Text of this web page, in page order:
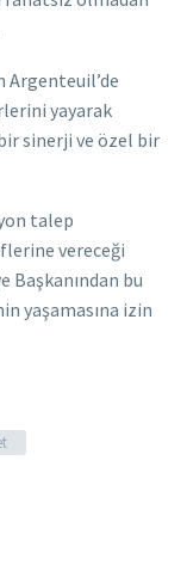
Argenteuil’de
yayarak
sinerji ve özel bir
talep
vereceği
Başkanından bu
yaşamasına izin